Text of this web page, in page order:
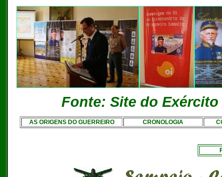
Fonte: Site do
AS ORIGENS DO GUERREIRO CRONOLOGIA